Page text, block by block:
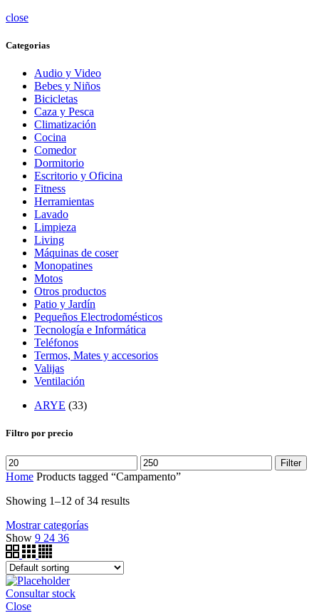
close
Categorias
Audio y Video
Bebes y Niños
Bicicletas
Caza y Pesca
Climatización
Cocina
Comedor
Dormitorio
Escritorio y Oficina
Fitness
Herramientas
Lavado
Limpieza
Living
Máquinas de coser
Monopatines
Motos
Otros productos
Patio y Jardín
Pequeños Electrodomésticos
Tecnología e Informática
Teléfonos
Termos, Mates y accesorios
Valijas
Ventilación
ARYE (33)
Filtro por precio
Filter
Home Products tagged “Campamento”
Showing 1–12 of 34 results
Mostrar categorías
Show 9 24 36
Consultar stock
Close